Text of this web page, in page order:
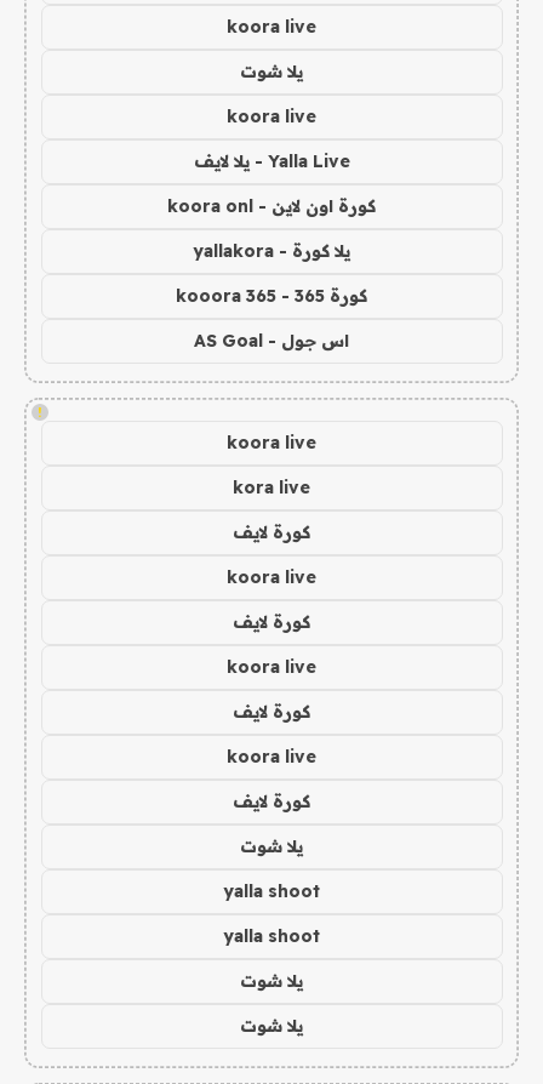
koora live
يلا شوت
koora live
Yalla Live - يلا لايف
كورة اون لاين - koora onl
يلا كورة - yallakora
كورة 365 - kooora 365
اس جول - AS Goal
!
koora live
kora live
كورة لايف
koora live
كورة لايف
koora live
كورة لايف
koora live
كورة لايف
يلا شوت
yalla shoot
yalla shoot
يلا شوت
يلا شوت